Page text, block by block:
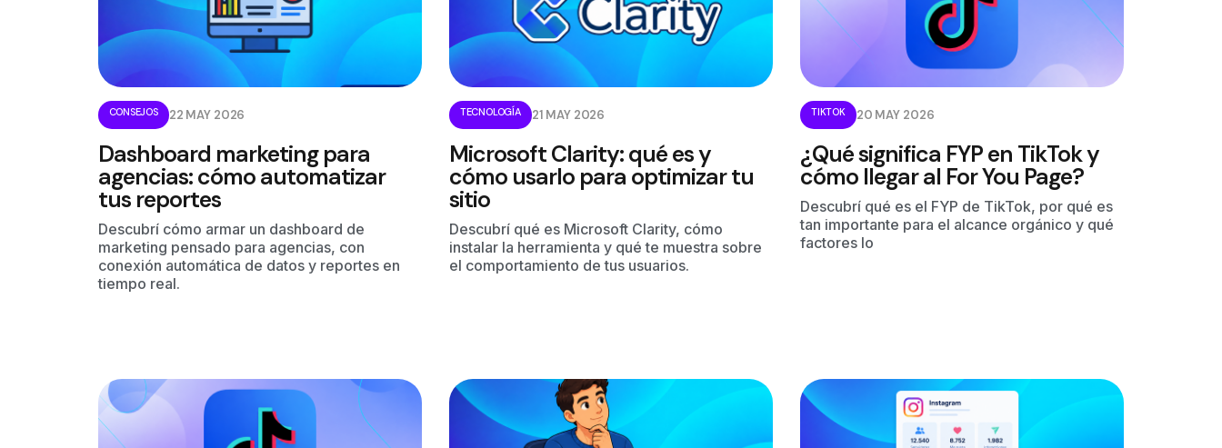
CONSEJOS 22 MAY 2026
Dashboard marketing para
agencias: cómo automatizar
tus reportes
Descubrí cómo armar un dashboard de
marketing pensado para agencias, con
conexión automática de datos y reportes en
tiempo real.
TECNOLOGÍA 21 MAY 2026
Microsoft Clarity: qué es y
cómo usarlo para optimizar tu
sitio
Descubrí qué es Microsoft Clarity, cómo
instalar la herramienta y qué te muestra sobre
el comportamiento de tus usuarios.
TIKTOK 20 MAY 2026
¿Qué significa FYP en TikTok y
cómo llegar al For You Page?
Descubrí qué es el FYP de TikTok, por qué es
tan importante para el alcance orgánico y qué
factores lo